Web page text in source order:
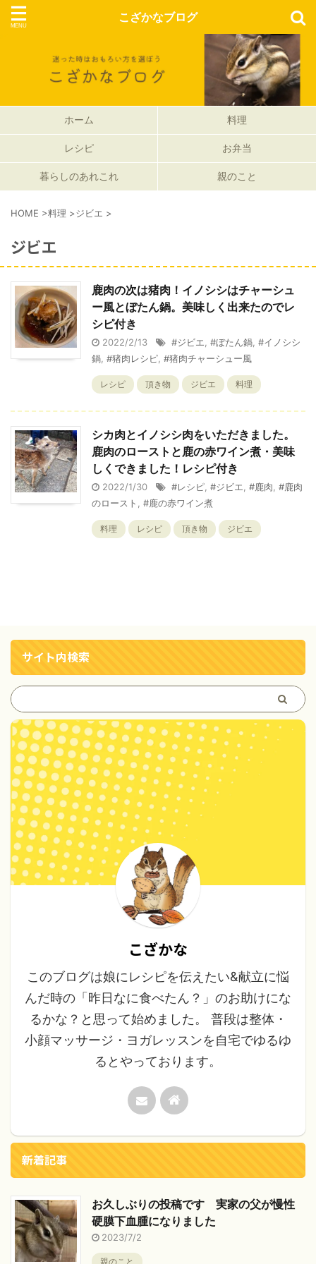
こざかなブログ
ホーム 料理
レシピ お弁当
暮らしのあれこれ 親のこと
HOME >料理 >ジビエ >
ジビエ
鹿肉の次は猪肉！イノシシはチャーシュ
ー風とぼたん鍋。美味しく出来たのでレ
シピ付き
2022/2/13 #ジビエ #ぼたん鍋 #イノシシ
鍋 #猪肉レシピ #猪肉チャーシュー風
レシピ 頂き物 ジビエ 料理
シカ肉とイノシシ肉をいただきました。
鹿肉のローストと鹿の赤ワイン煮・美味
しくできました！レシピ付き
2022/1/30 #レシピ #ジビエ #鹿肉 #鹿肉
のロースト
#鹿の赤ワイン煮
料理 レシピ 頂き物 ジビエ
サイト内検索
こざかな
このブログは娘にレシピを伝えたい&献立に悩
んだ時の「昨日なに食べたん？」のお助けにな
るかな？と思って始めました。 普段は整体・
小顔マッサージ・ヨガレッスンを自宅でゆるゆ
るとやっております。
新着記事
お久しぶりの投稿です 実家の父が慢性
硬膜下血腫になりました
2023/7/2
親のこと